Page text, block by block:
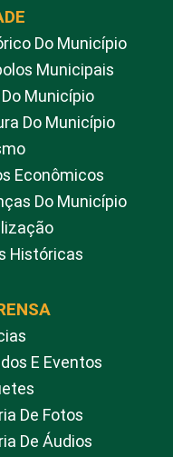
Do Município
Municipais
Município
Do Município
Econômicos
Do Município
Históricas
E Eventos
De Fotos
De Áudios